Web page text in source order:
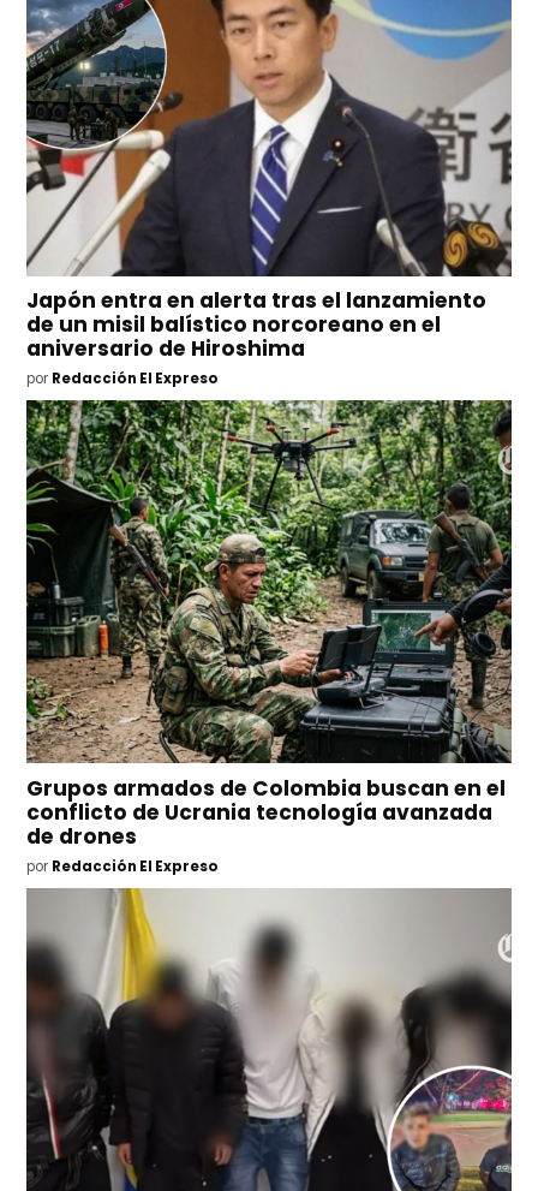
Japón entra en alerta tras el lanzamiento
de un misil balístico norcoreano en el
aniversario de Hiroshima
por Redacción El Expreso
Grupos armados de Colombia buscan en el
conflicto de Ucrania tecnología avanzada
de drones
por Redacción El Expreso